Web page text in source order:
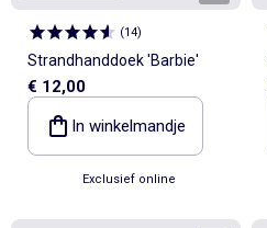
(14)
Strandhanddoek 'Barbie'
€ 12,00
In winkelmandje
Exclusief online